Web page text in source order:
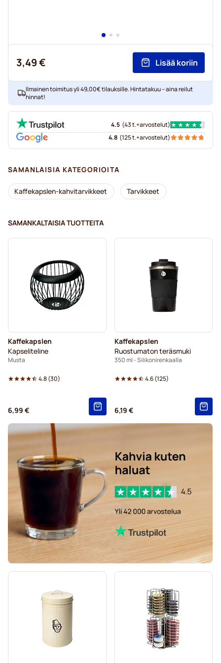
3,49 € Lisää koriin
Ilmainen toimitus yli 49,00€ tilauksille. Hintatakuu – aina reilut
hinnat!
4.5 (43 t.+arvostelut)
4.8 (125 t.+arvostelut)
SAMANLAISIA KATEGORIOITA
Kaffekapslen-kahvitarvikkeet Tarvikkeet
SAMANKALTAISIA TUOTTEITA
Kaffekapslen
Kapseliteline
Musta
4.8(30)
6,99 €
Kaffekapslen
Ruostumaton teräsmuki
350 ml - Silikonirenkaalla
4.6(125)
6,19 €